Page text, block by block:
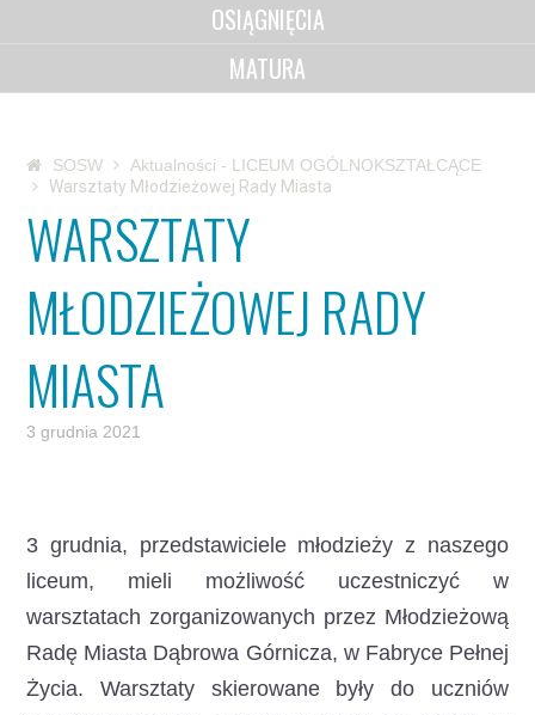
OSIĄGNIĘCIA
MATURA
SOSW
Aktualności - LICEUM OGÓLNOKSZTAŁCĄCE
Warsztaty Młodzieżowej Rady Miasta
WARSZTATY
MŁODZIEŻOWEJ RADY
MIASTA
3 grudnia 2021
3 grudnia, przedstawiciele młodzieży z naszego
liceum, mieli możliwość uczestniczyć w
warsztatach zorganizowanych przez Młodzieżową
Radę Miasta Dąbrowa Górnicza, w Fabryce Pełnej
Życia. Warsztaty skierowane były do uczniów